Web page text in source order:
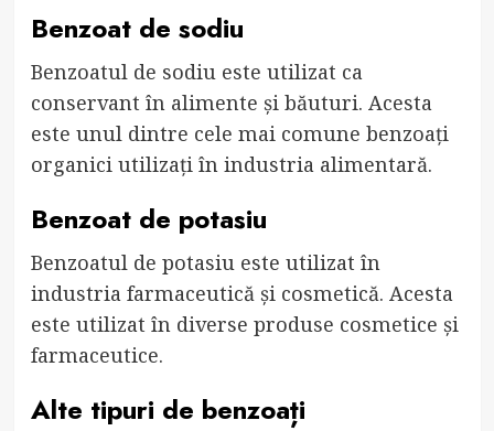
Benzoat de sodiu
Benzoatul de sodiu este utilizat ca
conservant în alimente și băuturi. Acesta
este unul dintre cele mai comune benzoați
organici utilizați în industria alimentară.
Benzoat de potasiu
Benzoatul de potasiu este utilizat în
industria farmaceutică și cosmetică. Acesta
este utilizat în diverse produse cosmetice și
farmaceutice.
Alte tipuri de benzoați